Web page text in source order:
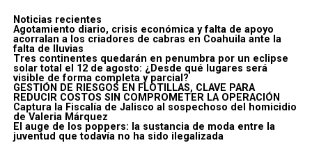
Noticias recientes
Agotamiento diario, crisis económica y falta de apoyo
acorralan a los criadores de cabras en Coahuila ante la
falta de lluvias
Tres continentes quedarán en penumbra por un eclipse
solar total el 12 de agosto: ¿Desde qué lugares será
visible de forma completa y parcial?
GESTIÓN DE RIESGOS EN FLOTILLAS, CLAVE PARA
REDUCIR COSTOS SIN COMPROMETER LA OPERACIÓN
Captura la Fiscalía de Jalisco al sospechoso del homicidio
de Valeria Márquez
El auge de los poppers: la sustancia de moda entre la
juventud que todavía no ha sido ilegalizada